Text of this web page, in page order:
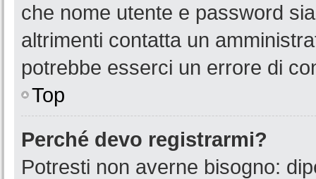
che nome utente e password
altrimenti contatta un
potrebbe esserci un errore di
Top
Perché devo registrarmi?
Potresti non averne bisogno: